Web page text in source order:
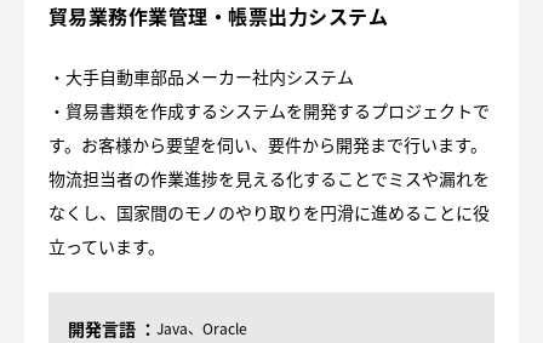
貿易業務作業管理・帳票出力システム
・大手自動車部品メーカー社内システム
・貿易書類を作成するシステムを開発するプロジェクトで
す。お客様から要望を伺い、要件から開発まで行います。
物流担当者の作業進捗を見える化することでミスや漏れを
なくし、国家間のモノのやり取りを円滑に進めることに役
立っています。
開発言語 Java、Oracle